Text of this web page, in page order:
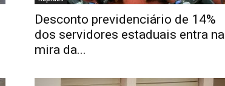
Desconto previdenciário de 14%
dos servidores estaduais entra na
mira da...